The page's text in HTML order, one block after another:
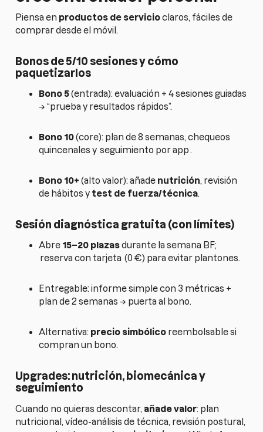
Piensa en productos de servicioclaros, fáciles de
comprar desde el móvil.
Bonos de 5/10 sesiones y cómo
paquetizarlos
Bono 5(entrada): evaluación + 4 sesiones guiadas
→ “prueba y resultados rápidos”.
Bono 10(core): plan de 8 semanas, chequeos
quincenales y seguimiento por app .
Bono 10+ (alto valor): añade nutrición, revisión
de hábitos y test de fuerza/técnica.
Sesión diagnóstica gratuita (con límites)
Abre 15–20 plazasdurante la semana BF;
reserva con tarjeta (0 €) para evitar plantones.
Entregable: informe simple con 3 métricas +
plan de 2 semanas → puerta al bono.
Alternativa: precio simbólico reembolsable si
compran un bono.
Upgrades: nutrición, biomecánica y
seguimiento
Cuando no quieras descontar,añade valor: plan
nutricional, vídeo-análisis de técnica, revisión postural,